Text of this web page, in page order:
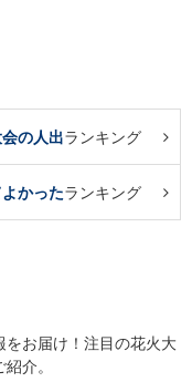
の人出ランキング
かったランキング
お届け！注目の花火大
介。